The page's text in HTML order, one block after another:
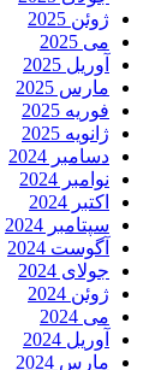
ژوئن 2025
می 2025
آوریل 2025
مارس 2025
فوریه 2025
ژانویه 2025
دسامبر 2024
نوامبر 2024
اکتبر 2024
سپتامبر 2024
آگوست 2024
جولای 2024
ژوئن 2024
می 2024
آوریل 2024
مارس 2024